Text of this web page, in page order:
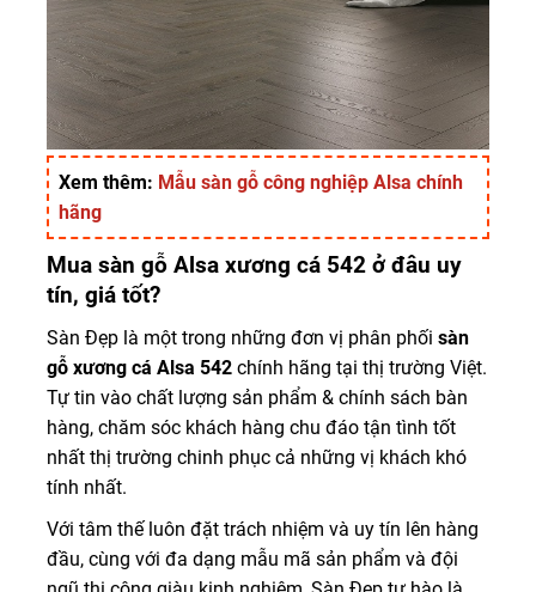
Xem thêm: Mẫu sàn gỗ công nghiệp Alsa chính
hãng
Mua sàn gỗ Alsa xương cá 542 ở đâu uy
tín, giá tốt?
Sàn Đẹp là một trong những đơn vị phân phối sàn
gỗ xương cá Alsa 542 chính hãng tại thị trường Việt.
Tự tin vào chất lượng sản phẩm & chính sách bàn
hàng, chăm sóc khách hàng chu đáo tận tình tốt
nhất thị trường chinh phục cả những vị khách khó
tính nhất.
Với tâm thế luôn đặt trách nhiệm và uy tín lên hàng
đầu, cùng với đa dạng mẫu mã sản phẩm và đội